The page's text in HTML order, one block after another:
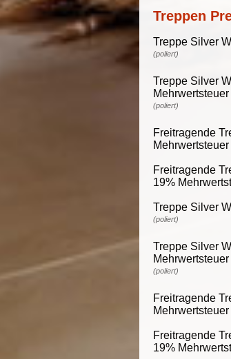
Treppen
Treppe Silver
(poliert)
Treppe Silver
Mehrwertsteuer
(poliert)
Freitragende
Mehrwertsteuer
Freitragende
19%
Treppe Silver
(poliert)
Treppe Silver
Mehrwertsteuer
(poliert)
Freitragende
Mehrwertsteuer
Freitragende
19%